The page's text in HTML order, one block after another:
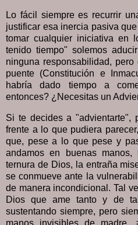
Lo fácil siempre es recurrir
justificar esa inercia pasiva
tomar cualquier iniciativa en
tenido tiempo" solemos
ninguna responsabilidad,
puente (Constitución e
habría dado tiempo a
entonces? ¿Necesitas un
Si te decides a "advientarte",
frente a lo que pudiera
que, pese a lo que pese y
andamos en buenas
ternura de Dios, la entraña
se conmueve ante la
de manera incondicional. Tal
Dios que ame tanto y de
sustentando siempre, pero